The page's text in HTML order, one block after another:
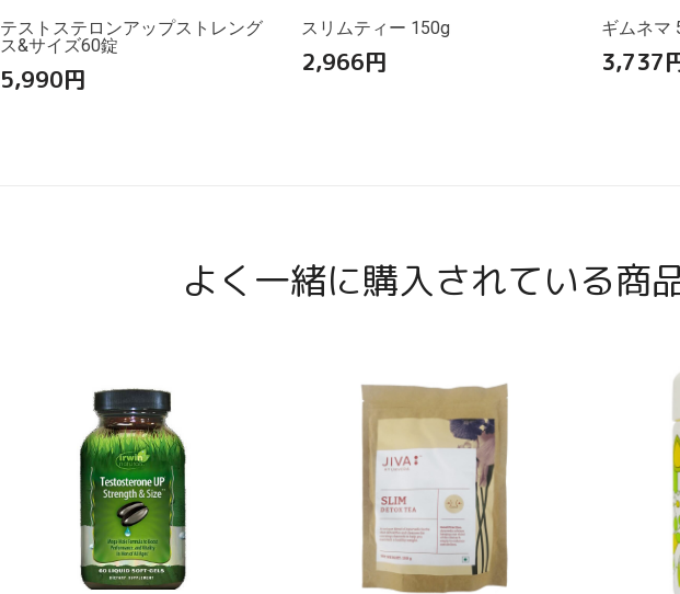
テストステロンアップストレング
ス&サイズ60錠
5,990円
スリムティー 150g
2,966円
ギムネマ
3,737
よく一緒に購入されている商